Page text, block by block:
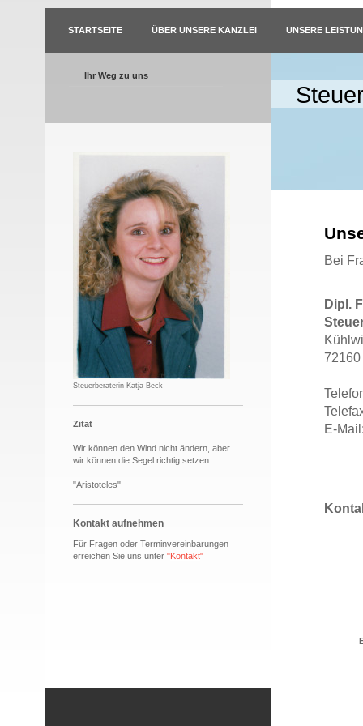
STARTSEITE ÜBER UNSERE KANZLEI UNSERE
Ihr Weg zu uns
Steuerberaterin Katja Beck
Zitat
Wir können den Wind nicht ändern, aber
wir können die Segel richtig setzen
"Aristoteles"
Kontakt aufnehmen
Für Fragen oder Terminvereinbarungen
erreichen Sie uns unter "Kontakt"
Bei
Dipl.
E-